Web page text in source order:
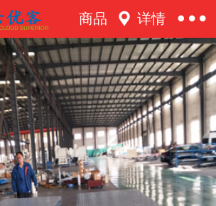
商品 详情